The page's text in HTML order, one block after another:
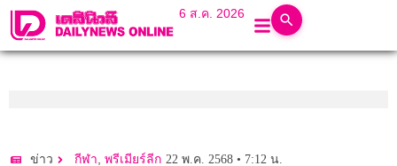
6 ส.ค. 2026
ข่าว กีฬา, พรีเมียร์ลีก 22 พ.ค. 2568 • 7:12 น.